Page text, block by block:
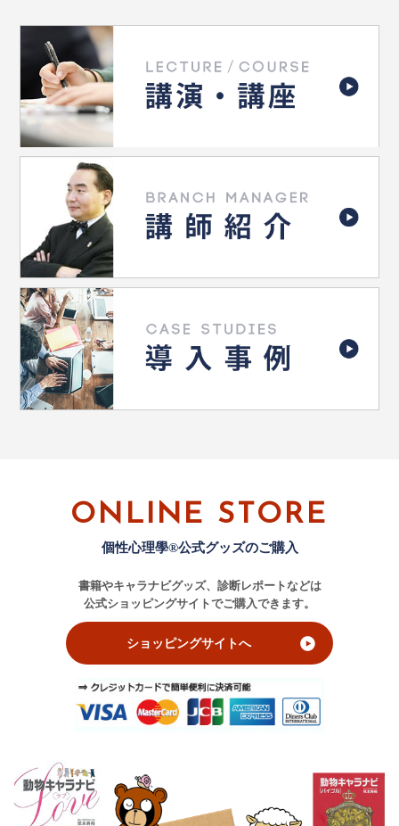
ONLINE STORE
個性心理學®公式グッズのご購入
書籍やキャラナビグッズ、診断レポートなどは
公式ショッピングサイトでご購入できます。
ショッピングサイトへ